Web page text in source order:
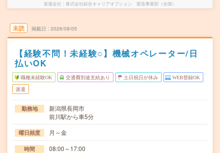
派遣会社 株式会社綜合キャリアオプション 製造事業部（全国）
未読 掲載日 2026/08/05
【経験不問！未経験○】機械オペレーター/日
払いOK
職種未経験OK 交通費別途支給あり 土日祝日が休み WEB登録OK
派遣
勤務地
新潟県長岡市
前川駅から車5分
曜日頻度 月～金
時間 08:00～17:00